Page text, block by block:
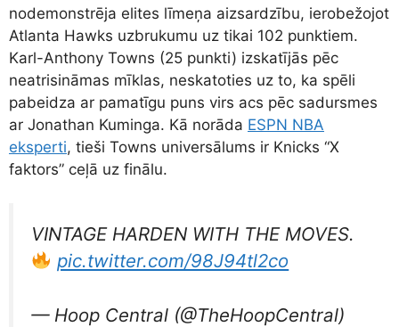
nodemonstrēja elites līmeņa aizsardzību, ierobežojot
Atlanta Hawks uzbrukumu uz tikai 102 punktiem.
Karl-Anthony Towns (25 punkti) izskatījās pēc
neatrisināmas mīklas, neskatoties uz to, ka spēli
pabeidza ar pamatīgu puns virs acs pēc sadursmes
ar Jonathan Kuminga. Kā norāda ESPN NBA
eksperti, tieši Towns universālums ir Knicks “X
faktors” ceļā uz finālu.
VINTAGE HARDEN WITH THE MOVES.
pic.twitter.com/98J94tl2co
— Hoop Central (@TheHoopCentral)